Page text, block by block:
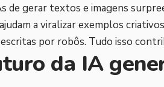
de gerar textos e imagens
a viralizar exemplos
por robôs. Tudo isso
da IA